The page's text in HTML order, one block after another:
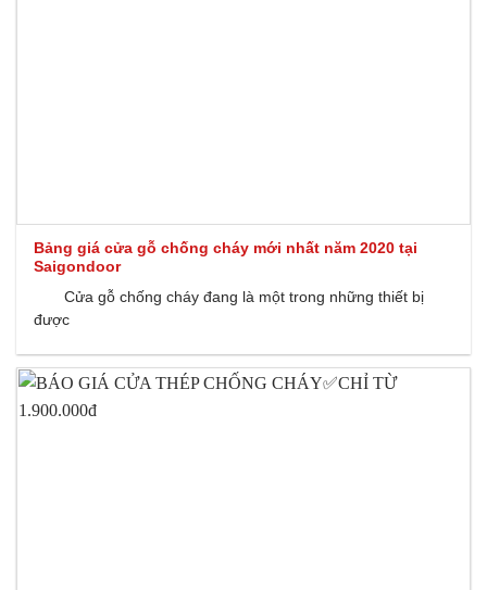
Bảng giá cửa gỗ chống cháy mới nhất năm 2020 tại
Saigondoor
Cửa gỗ chống cháy đang là một trong những thiết bị
được